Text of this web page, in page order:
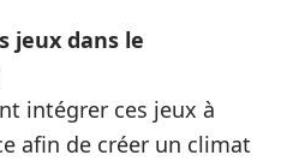
jeux dans le
intégrer ces jeux à
afin de créer un climat